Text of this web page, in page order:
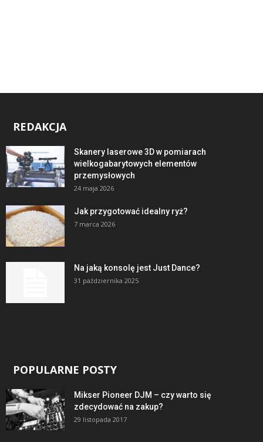
REDAKCJA
Skanery laserowe 3D w pomiarach
wielkogabarytowych elementów
przemysłowych
24 maja 2026
Jak przygotować idealny ryż?
7 marca 2026
Na jaką konsolę jest Just Dance?
31 października 2025
POPULARNE POSTY
Mikser Pioneer DJM – czy warto się
zdecydować na zakup?
29 listopada 2017